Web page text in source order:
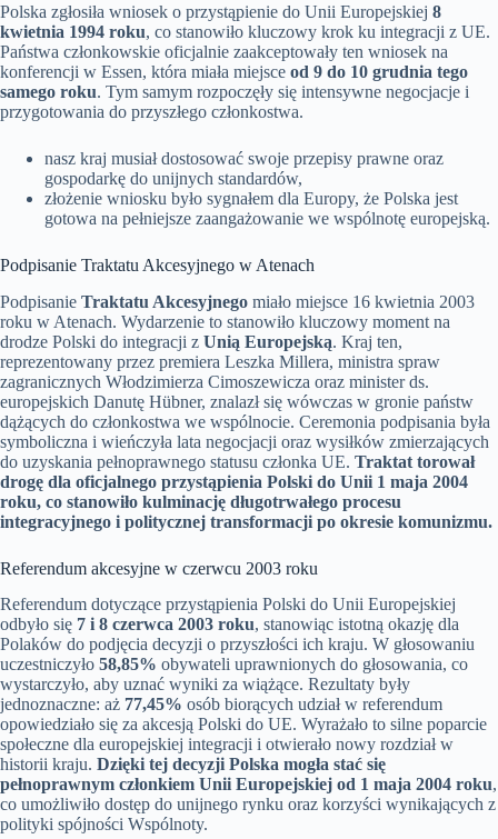
Polska zgłosiła wniosek o przystąpienie do Unii Europejskiej 8
kwietnia 1994 roku, co stanowiło kluczowy krok ku integracji z UE.
Państwa członkowskie oficjalnie zaakceptowały ten wniosek na
konferencji w Essen, która miała miejsce od 9 do 10 grudnia tego
samego roku. Tym samym rozpoczęły się intensywne negocjacje i
przygotowania do przyszłego członkostwa.
nasz kraj musiał dostosować swoje przepisy prawne oraz
gospodarkę do unijnych standardów,
złożenie wniosku było sygnałem dla Europy, że Polska jest
gotowa na pełniejsze zaangażowanie we wspólnotę europejską.
Podpisanie Traktatu Akcesyjnego w Atenach
Podpisanie Traktatu Akcesyjnego miało miejsce 16 kwietnia 2003
roku w Atenach. Wydarzenie to stanowiło kluczowy moment na
drodze Polski do integracji z Unią Europejską. Kraj ten,
reprezentowany przez premiera Leszka Millera, ministra spraw
zagranicznych Włodzimierza Cimoszewicza oraz minister ds.
europejskich Danutę Hübner, znalazł się wówczas w gronie państw
dążących do członkostwa we wspólnocie. Ceremonia podpisania była
symboliczna i wieńczyła lata negocjacji oraz wysiłków zmierzających
do uzyskania pełnoprawnego statusu członka UE. Traktat torował
drogę dla oficjalnego przystąpienia Polski do Unii 1 maja 2004
roku, co stanowiło kulminację długotrwałego procesu
integracyjnego i politycznej transformacji po okresie komunizmu.
Referendum akcesyjne w czerwcu 2003 roku
Referendum dotyczące przystąpienia Polski do Unii Europejskiej
odbyło się 7 i 8 czerwca 2003 roku, stanowiąc istotną okazję dla
Polaków do podjęcia decyzji o przyszłości ich kraju. W głosowaniu
uczestniczyło 58,85% obywateli uprawnionych do głosowania, co
wystarczyło, aby uznać wyniki za wiążące. Rezultaty były
jednoznaczne: aż 77,45% osób biorących udział w referendum
opowiedziało się za akcesją Polski do UE. Wyrażało to silne poparcie
społeczne dla europejskiej integracji i otwierało nowy rozdział w
historii kraju. Dzięki tej decyzji Polska mogła stać się
pełnoprawnym członkiem Unii Europejskiej od 1 maja 2004 roku,
co umożliwiło dostęp do unijnego rynku oraz korzyści wynikających z
polityki spójności Wspólnoty.